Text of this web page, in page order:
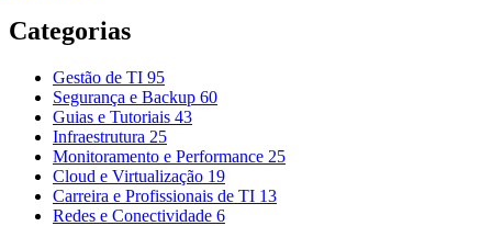
Categorias
Gestão de TI 95
Segurança e Backup 60
Guias e Tutoriais 43
Infraestrutura 25
Monitoramento e Performance 25
Cloud e Virtualização 19
Carreira e Profissionais de TI 13
Redes e Conectividade 6